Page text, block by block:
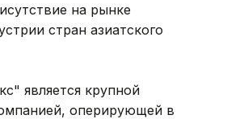
на рынке
стран азиатского
является крупной
оперирующей в